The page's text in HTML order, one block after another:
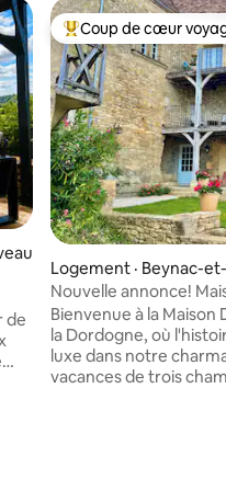
hébergement
de
Coup de cœur
Coup de cœur
Logement · Beynac-
nac
Nouvelle annonce!
vues magiques
Bienvenue à la
la Dordogne, où
luxe dans notre
vacances de trois